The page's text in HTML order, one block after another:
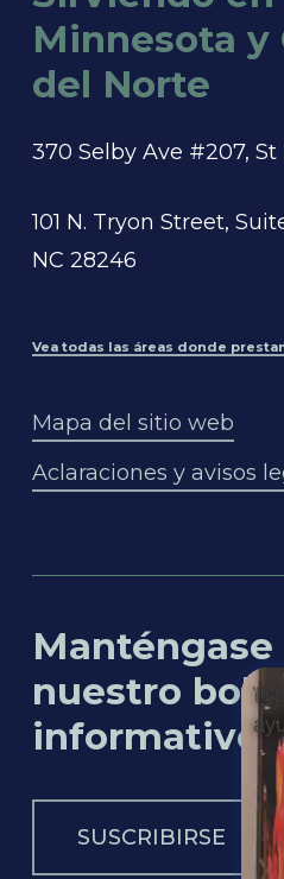
Minnesota y
del Norte
370 Selby Ave #207, St
101 N. Tryon Street,
NC 28246
Vea todas las áreas donde
Mapa del sitio web
Aclaraciones y avisos
nuestro
informativo
SUSCRIBIRSE